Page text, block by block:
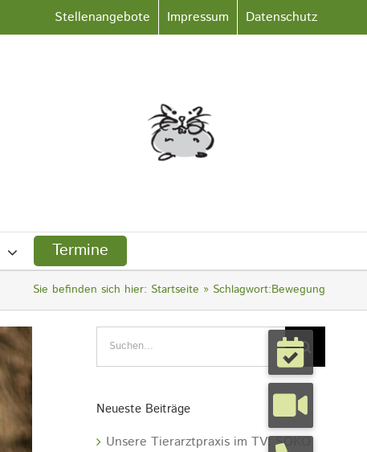
Stellenangebote Impressum Datenschutz
Termine
Sie befinden sich hier: Startseite Schlagwort:Bewegung
Neueste Beiträge
Unsere Tierarztpraxis im TV: SOKO